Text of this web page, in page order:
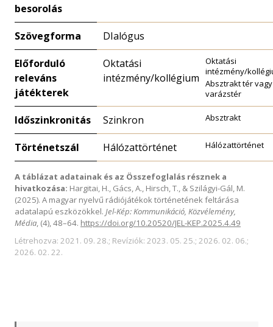
besorolás
Szövegforma DIalógus
Előforduló
releváns
játékterek
Oktatási
intézmény/kollégium
Oktatási
intézmény/
Absztrakt tér vagy
varázstér
Időszinkronitás Szinkron Absztrakt
Történetszál Hálózattörténet Hálózattörténet
A táblázat adatainak és az Összefoglalás résznek a
hivatkozása: Hargitai, H., Gács, A., Hirsch, T., & Szilágyi-Gál, M.
(2025). A magyar nyelvű rádiójátékok történetének feltárása
adatalapú eszközökkel. Jel-Kép: Kommunikáció, Közvélemény,
Média, (4), 48–64. https://doi.org/10.20520/JEL-KEP.2025.4.49
Létrehozva: 2021. 09. 28.; Revíziók: 2023. 05. 25.; 2026. 02. 06.;
2026. 02. 22.